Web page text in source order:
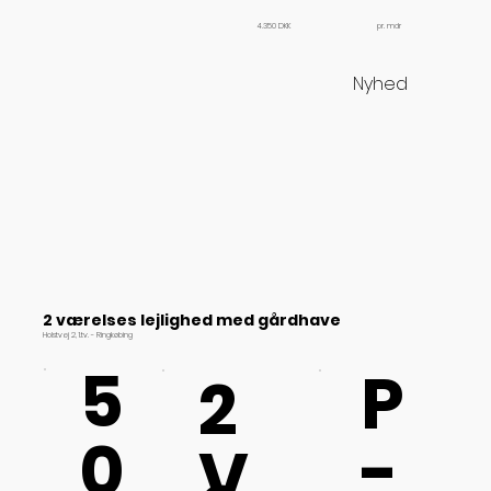
4.350 DKK pr. mdr
Nyhed
2 værelses lejlighed med gårdhave
Holstvej 2, 1.tv. - Ringkøbing
5
0
2 P